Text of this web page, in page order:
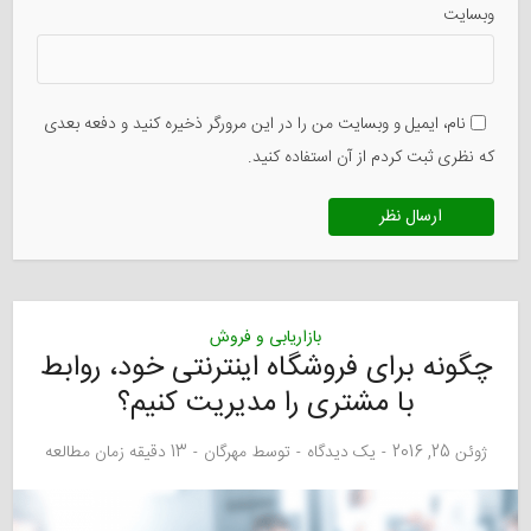
وبسایت
نام، ایمیل و وبسایت من را در این مرورگر ذخیره کنید و دفعه بعدی
که نظری ثبت کردم از آن استفاده کنید.
بازاریابی و فروش
چگونه برای فروشگاه اینترنتی خود، روابط
با مشتری را مدیریت کنیم؟
ژوئن 25, 2016 یک دیدگاه توسطمهرگان 13 دقیقه زمان مطالعه